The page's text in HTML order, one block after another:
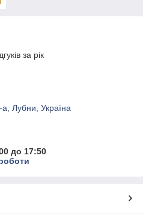
за рік
Лубни, Україна
до 17:50